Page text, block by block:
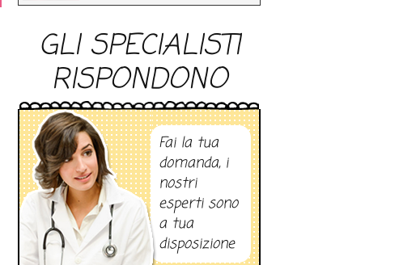
GLI SPECIALISTI
RISPONDONO
Fai la tua
domanda, i
nostri
esperti sono
a tua
disposizione